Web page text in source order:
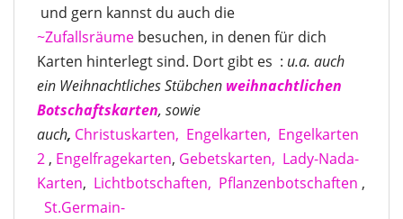
und gern kannst du auch die
~Zufallsräume besuchen, in denen für dich
Karten hinterlegt sind. Dort gibt es : u.a. auch
ein Weihnachtliches Stübchen weihnachtlichen
Botschaftskarten, sowie
auch, Christuskarten, Engelkarten, Engelkarten
2 , Engelfragekarten, Gebetskarten, Lady-Nada-
Karten, Lichtbotschaften, Pflanzenbotschaften ,
St.Germain-